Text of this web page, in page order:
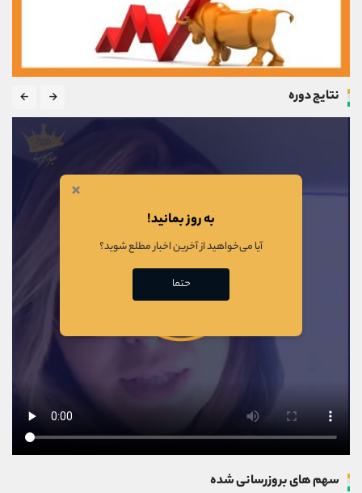
نتایج دوره
سهم های بروزرسانی شده
×
به روز بمانید!
آیا می‌خواهید از آخرین اخبار مطلع شوید؟
حتما